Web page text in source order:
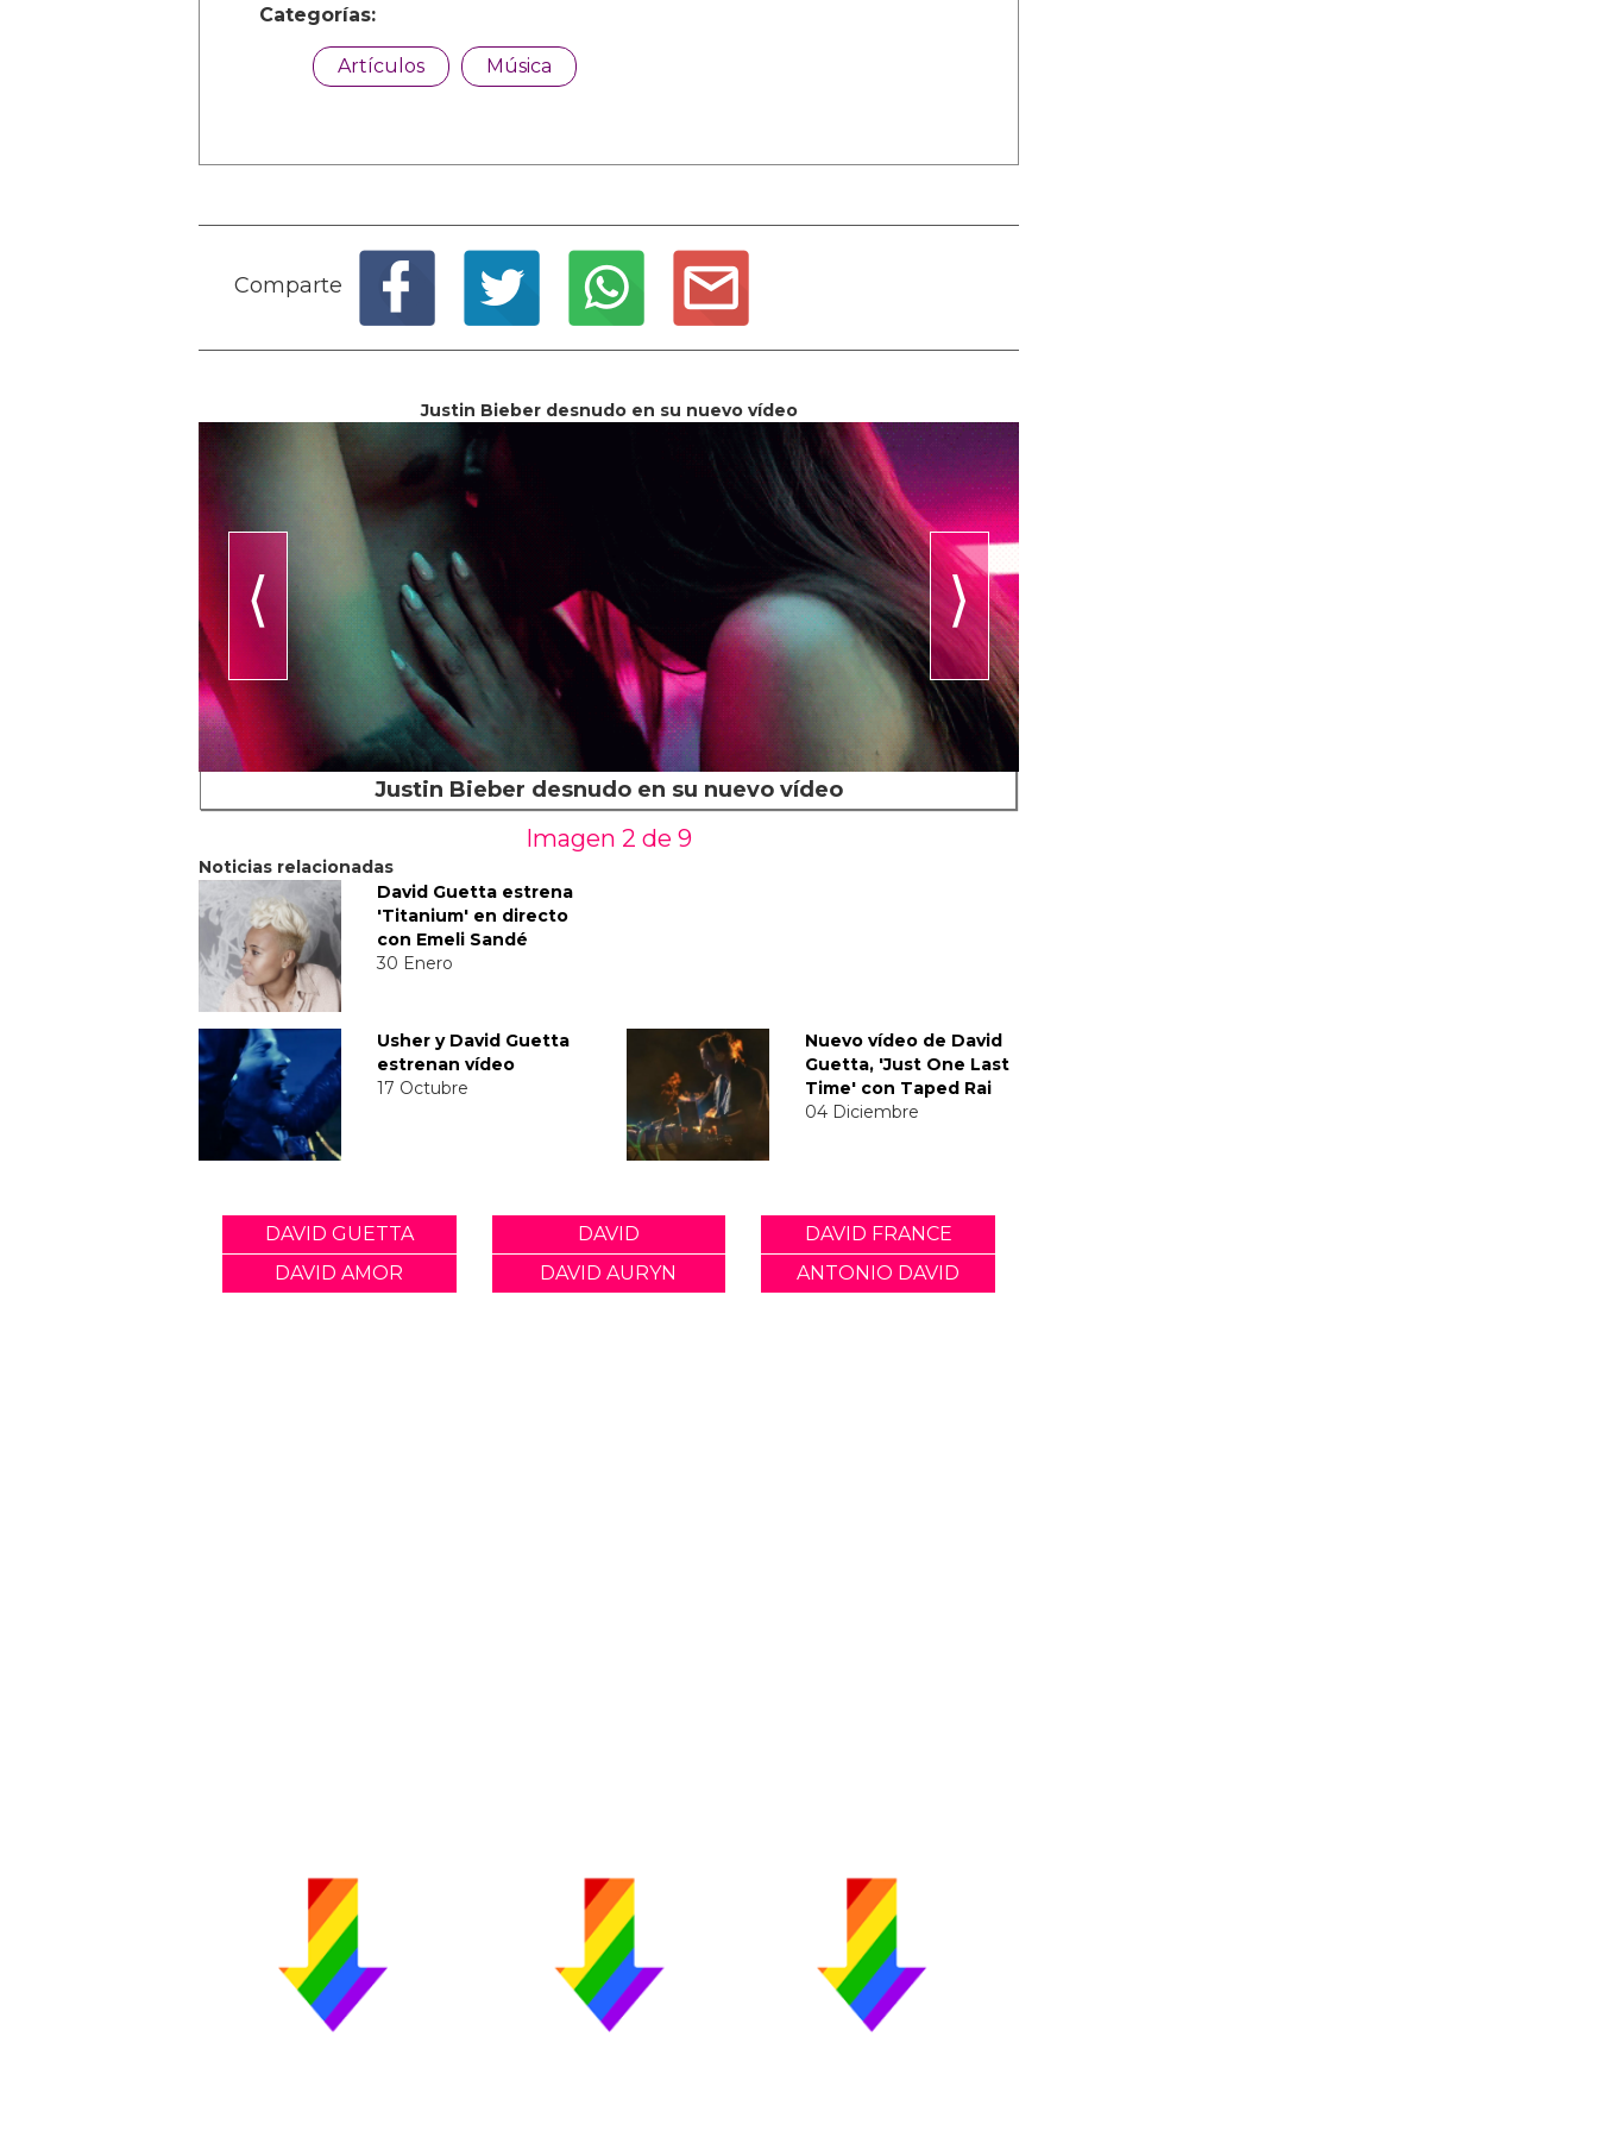
Categorías:
Artículos Música
Comparte
Justin Bieber desnudo en su nuevo vídeo
⟨ ⟩
Justin Bieber desnudo en su nuevo vídeo
Imagen 2 de 9
Noticias relacionadas
David Guetta estrena
'Titanium' en directo
con Emeli Sandé
30 Enero
Usher y David Guetta
estrenan vídeo
17 Octubre
Nuevo vídeo de David
Guetta, 'Just One Last
Time' con Taped Rai
04 Diciembre
DAVID GUETTA DAVID
DAVID FRANCE
DAVID AMOR
DAVID AURYN ANTONIO DAVID